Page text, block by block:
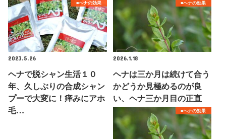
■ヘナの効果
2023.5.26
ヘナで脱シャン生活１０
年、久しぶりの合成シャン
プーで大変に！痒みにアホ
毛…
■ヘナの効果
2026.1.18
ヘナは三か月は続けて合う
かどうか見極めるのが良
い、ヘナ三か月目の正直
■ヘナの効果